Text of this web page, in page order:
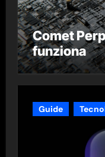
Comet
funziona
Guide